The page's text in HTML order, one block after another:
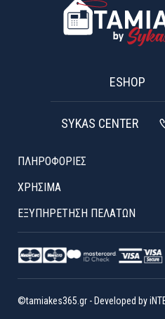
ESHOP
SYKAS CENTER
ΠΛΗΡΟΦΟΡΙΕΣ
ΧΡΉΣΙΜΑ
ΕΞΥΠΗΡΈΤΗΣΗ ΠΕΛΑΤΏΝ
©tamiakes365.gr - Developed by